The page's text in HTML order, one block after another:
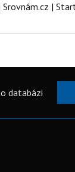
Srovnám.cz |
databázi